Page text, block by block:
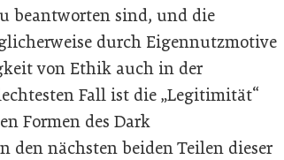
beantworten sind, und die
durch Eigennutzmotive
von Ethik auch in der
Fall ist die „Legitimität“
Formen des Dark
nächsten beiden Teilen dieser